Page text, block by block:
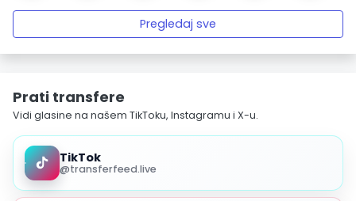
Pregledaj sve
Prati transfere
Vidi glasine na našem TikToku, Instagramu i X-u.
TikTok
@transferfeed.live